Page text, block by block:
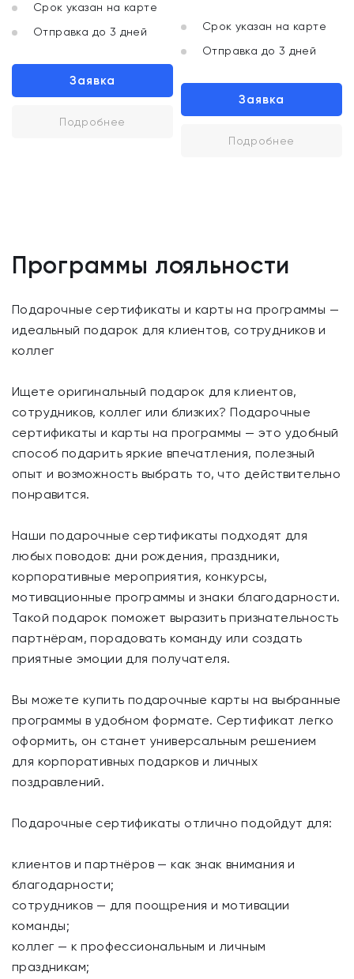
Срок указан на карте
Отправка до 3 дней
Заявка
Подробнее
Срок указан на карте
Отправка до 3 дней
Заявка
Подробнее
Программы лояльности
Подарочные сертификаты и карты на программы —
идеальный подарок для клиентов, сотрудников и
коллег
Ищете оригинальный подарок для клиентов,
сотрудников, коллег или близких? Подарочные
сертификаты и карты на программы — это удобный
способ подарить яркие впечатления, полезный
опыт и возможность выбрать то, что действительно
понравится.
Наши подарочные сертификаты подходят для
любых поводов: дни рождения, праздники,
корпоративные мероприятия, конкурсы,
мотивационные программы и знаки благодарности.
Такой подарок поможет выразить признательность
партнёрам, порадовать команду или создать
приятные эмоции для получателя.
Вы можете купить подарочные карты на выбранные
программы в удобном формате. Сертификат легко
оформить, он станет универсальным решением
для корпоративных подарков и личных
поздравлений.
Подарочные сертификаты отлично подойдут для:
клиентов и партнёров — как знак внимания и
благодарности;
сотрудников — для поощрения и мотивации
команды;
коллег — к профессиональным и личным
праздникам;